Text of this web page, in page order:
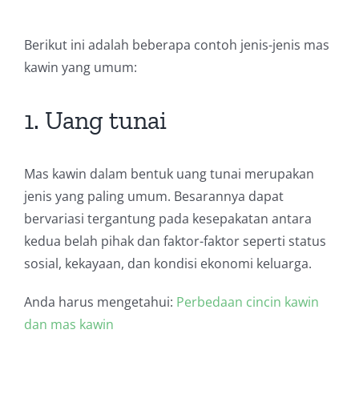
Berikut ini adalah beberapa contoh jenis-jenis mas
kawin yang umum:
1. Uang tunai
Mas kawin dalam bentuk uang tunai merupakan
jenis yang paling umum. Besarannya dapat
bervariasi tergantung pada kesepakatan antara
kedua belah pihak dan faktor-faktor seperti status
sosial, kekayaan, dan kondisi ekonomi keluarga.
Anda harus mengetahui: Perbedaan cincin kawin
dan mas kawin